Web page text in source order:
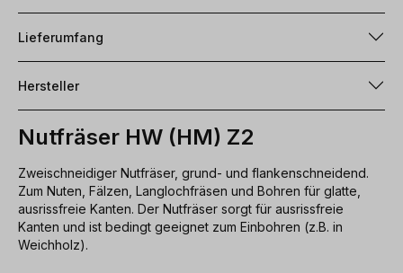
Lieferumfang
Hersteller
Nutfräser HW (HM) Z2
Zweischneidiger Nutfräser, grund- und flankenschneidend.
Zum Nuten, Fälzen, Langlochfräsen und Bohren für glatte,
ausrissfreie Kanten. Der Nutfräser sorgt für ausrissfreie
Kanten und ist bedingt geeignet zum Einbohren (z.B. in
Weichholz).